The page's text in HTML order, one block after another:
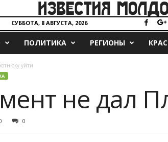
СУББОТА, 8 АВГУСТА, 2026
ПОЛИТИКА РЕГИОНЫ
уйти
не дал
0